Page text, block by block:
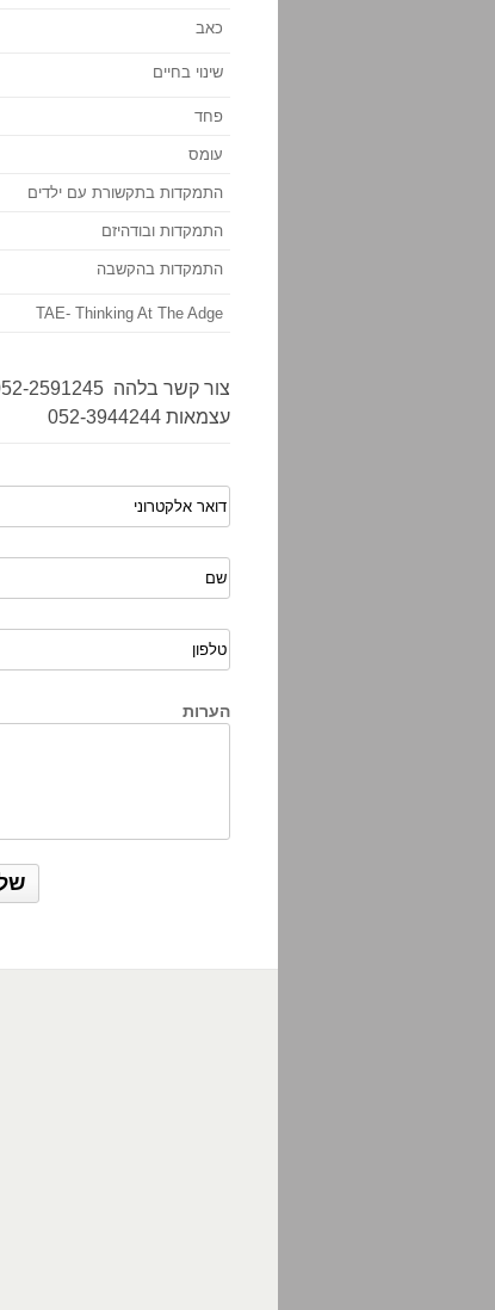
כאב
שינוי בחיים
פחד
עומס
התמקדות בתקשורת עם ילדים
התמקדות ובודהיזם
התמקדות בהקשבה
TAE- Thinking At The Adge
עצמאות 052-3944244
הערות